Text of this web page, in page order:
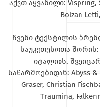
აქვთ აყვანილი: Vispring,
Bolzan
ჩვენი ტექსტილის
საუკეთესოთა
იტალიის,
საწარმოებიდან: Abyss &
Graser, Christian
Traumina,